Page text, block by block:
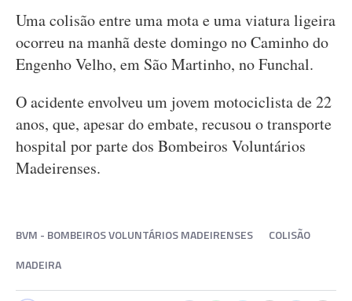
Uma colisão entre uma mota e uma viatura ligeira
ocorreu na manhã deste domingo no Caminho do
Engenho Velho, em São Martinho, no Funchal.
O acidente envolveu um jovem motociclista de 22
anos, que, apesar do embate, recusou o transporte
hospital por parte dos Bombeiros Voluntários
Madeirenses.
BVM - BOMBEIROS VOLUNTÁRIOS MADEIRENSES
COLISÃO
MADEIRA